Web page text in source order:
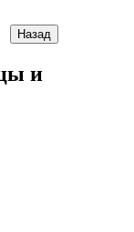
Назад
и